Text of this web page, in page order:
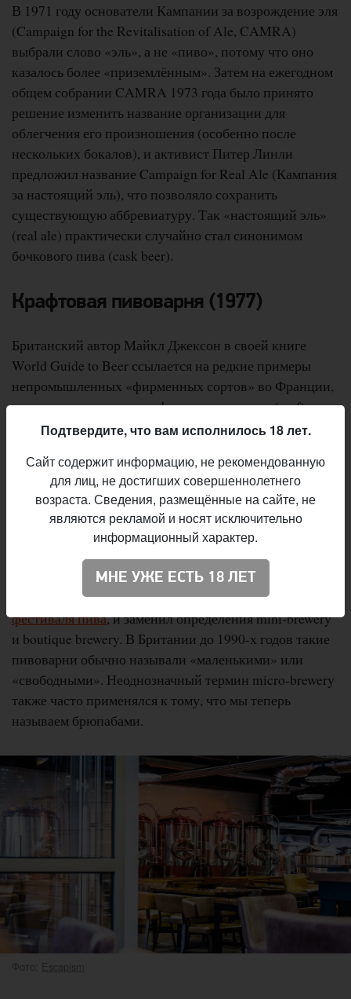
В 1971 году основатели Кампании за возрождение эля
(Campaign for the Revitalisation of Ale, CAMRA)
выбрали слово «эль», а не «пиво», потому что оно
казалось более «приземлённым». Затем на ежегодном
общем собрании CAMRA 1973 года было принято
решение изменить название организации для
облегчения его произношения (особенно после
нескольких бокалов), и активист Питер Линли
предложил название Campaign for Real Ale (Кампания
за настоящий эль), что позволяло сохранить
существующую аббревиатуру. Так «настоящий эль»
(real ale) практически случайно стал синонимом
бочкового пива (cask beer).
Крафтовая пивоварня (1977)
Британский автор Майкл Джексон в своей книге
World Guide to Beer ссылается на редкие примеры
непромышленных «фирменных сортов» во Франции,
а также упоминает о крафтовых пивоварах (craft
brewers) в разделе об американском пивоварении в
термина bière artisanale.
Микро-пивоварня (1982)
Термин micro-brewery, который впервые был
упомянут в печати в отношении американских
пивоварен во время первогоБольшого американского
фестиваля пива, и заменил определения mini-brewery
и boutique brewery. В Британии до 1990-х годов такие
пивоварни обычно называли «маленькими» или
«свободными». Неоднозначный термин micro-brewery
также часто применялся к тому, что мы теперь
называем брюпабами.
Фото: Escapism
Подтвердите, что вам исполнилось 18 лет.
Сайт содержит информацию, не рекомендованную
для лиц, не достигших совершеннолетнего
возраста. Сведения, размещённые на сайте, не
являются рекламой и носят исключительно
информационный характер.
МНЕ УЖЕ ЕСТЬ 18 ЛЕТ